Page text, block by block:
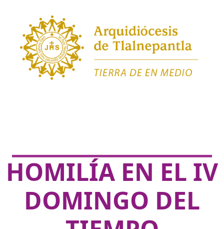
HOMILÍA EN EL IV
DOMINGO DEL